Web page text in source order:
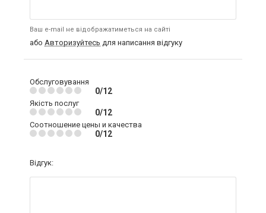
Ваш e-mail не відображатиметься на сайті
або Авторизуйтесь для написання відгуку
Обслуговування
0/12
Якість послуг
0/12
Соотношение цены и качества
0/12
Відгук: